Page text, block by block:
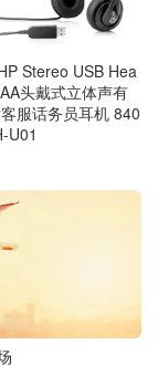
Stereo USB Hea
头戴式立体声有
服话务员耳机 840
U01